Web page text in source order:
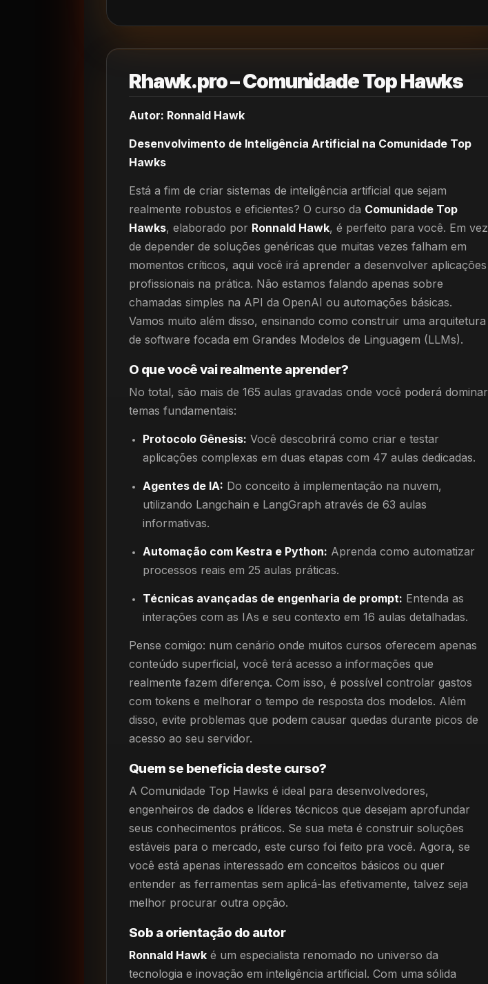
Rhawk.pro – Comunidade Top Hawks
Autor: Ronnald Hawk
Desenvolvimento de Inteligência Artificial na Comunidade Top
Hawks
Está a fim de criar sistemas de inteligência artificial que sejam
realmente robustos e eficientes? O curso da Comunidade Top
Hawks, elaborado por Ronnald Hawk, é perfeito para você. Em vez
de depender de soluções genéricas que muitas vezes falham em
momentos críticos, aqui você irá aprender a desenvolver aplicações
profissionais na prática. Não estamos falando apenas sobre
chamadas simples na API da OpenAI ou automações básicas.
Vamos muito além disso, ensinando como construir uma arquitetura
de software focada em Grandes Modelos de Linguagem (LLMs).
O que você vai realmente aprender?
No total, são mais de 165 aulas gravadas onde você poderá dominar
temas fundamentais:
Protocolo Gênesis: Você descobrirá como criar e testar
aplicações complexas em duas etapas com 47 aulas dedicadas.
Agentes de IA: Do conceito à implementação na nuvem,
utilizando Langchain e LangGraph através de 63 aulas
informativas.
Automação com Kestra e Python: Aprenda como automatizar
processos reais em 25 aulas práticas.
Técnicas avançadas de engenharia de prompt: Entenda as
interações com as IAs e seu contexto em 16 aulas detalhadas.
Pense comigo: num cenário onde muitos cursos oferecem apenas
conteúdo superficial, você terá acesso a informações que
realmente fazem diferença. Com isso, é possível controlar gastos
com tokens e melhorar o tempo de resposta dos modelos. Além
disso, evite problemas que podem causar quedas durante picos de
acesso ao seu servidor.
Quem se beneficia deste curso?
A Comunidade Top Hawks é ideal para desenvolvedores,
engenheiros de dados e líderes técnicos que desejam aprofundar
seus conhecimentos práticos. Se sua meta é construir soluções
estáveis para o mercado, este curso foi feito pra você. Agora, se
você está apenas interessado em conceitos básicos ou quer
entender as ferramentas sem aplicá-las efetivamente, talvez seja
melhor procurar outra opção.
Sob a orientação do autor
Ronnald Hawk é um especialista renomado no universo da
tecnologia e inovação em inteligência artificial. Com uma sólida